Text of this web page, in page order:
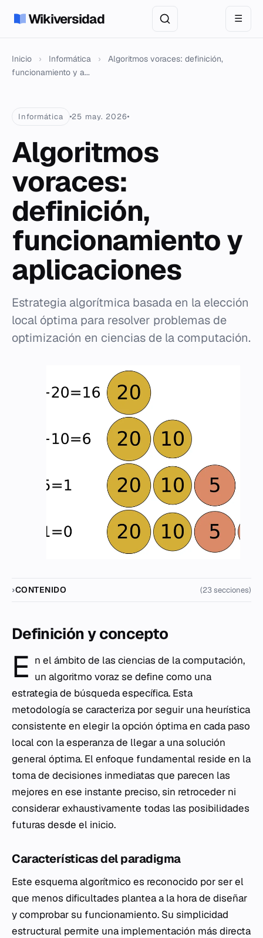
Wikiversidad ☰
Inicio › Informática ›
Algoritmos voraces: definición,
funcionamiento y a...
Informática 25 may. 2026
Algoritmos
voraces:
definición,
funcionamiento y
aplicaciones
Estrategia algorítmica basada en la elección
local óptima para resolver problemas de
optimización en ciencias de la computación.
CONTENIDO (23 secciones)
Definición y concepto
E n el ámbito de las ciencias de la computación,
un algoritmo voraz se define como una
estrategia de búsqueda específica. Esta
metodología se caracteriza por seguir una heurística
consistente en elegir la opción óptima en cada paso
local con la esperanza de llegar a una solución
general óptima. El enfoque fundamental reside en la
toma de decisiones inmediatas que parecen las
mejores en ese instante preciso, sin retroceder ni
considerar exhaustivamente todas las posibilidades
futuras desde el inicio.
Características del paradigma
Este esquema algorítmico es reconocido por ser el
que menos dificultades plantea a la hora de diseñar
y comprobar su funcionamiento. Su simplicidad
estructural permite una implementación más directa